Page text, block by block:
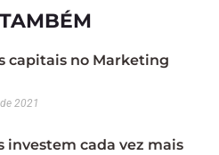
capitais no Marketing
2021
investem cada vez mais